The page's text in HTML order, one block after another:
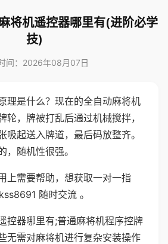
将机遥控器哪里有(进阶必学
技)
间：2026年08月07日
理是什么？现在的全自动麻将机
轮，牌被打乱后通过机械搅拌，
吸起送入牌道，最后码放整齐。
，随机性很强。
上需要帮助，想获取一对一指
随时交流 。
控器哪里有;普通麻将机程序控牌
无需对麻将机进行复杂安装操作